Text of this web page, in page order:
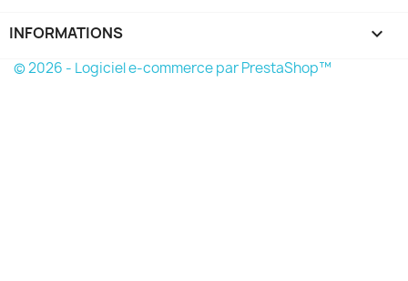
INFORMATIONS keyboard_arrow_down
© 2026 - Logiciel e-commerce par PrestaShop™